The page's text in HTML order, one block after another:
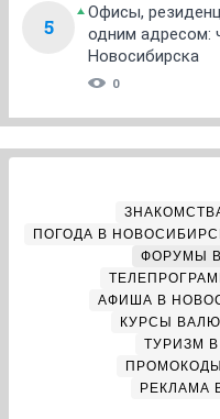
5
Офисы,
одним адресом:
Новосибирска
0
ПОГОДА В
ФОРУМЫ
АФИША В
КУРСЫ
ТУРИЗМ
РЕКЛАМА